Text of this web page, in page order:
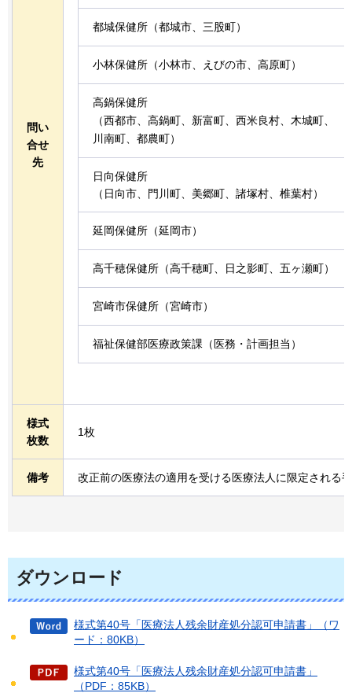
問い
合せ
先
都城保健所（都城市、三股町）
小林保健所（小林市、えびの市、高原町）
高鍋保健所
（西都市、高鍋町、新富町、西米良村、木城町、
川南町、都農町）
日向保健所
（日向市、門川町、美郷町、諸塚村、椎葉村）
延岡保健所（延岡市）
高千穂保健所（高千穂町、日之影町、五ヶ瀬町）
宮崎市保健所（宮崎市）
福祉保健部医療政策課（医務・計画担当）
様式
枚数
1枚
備考 改正前の医療法の適用を受ける医療法人に限定される
ダウンロード
様式第40号「医療法人残余財産処分認可申請書」（ワ
ード：80KB）
様式第40号「医療法人残余財産処分認可申請書」
（PDF：85KB）